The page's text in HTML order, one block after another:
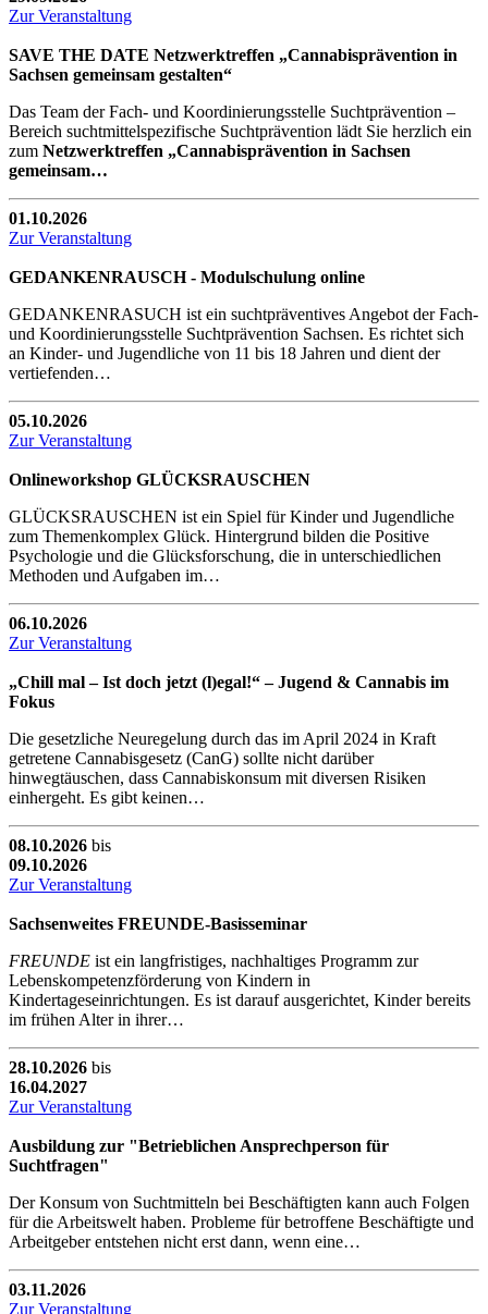
Zur Veranstaltung
SAVE THE DATE Netzwerktreffen „Cannabisprävention in
Sachsen gemeinsam gestalten“
Das Team der Fach- und Koordinierungsstelle Suchtprävention –
Bereich suchtmittelspezifische Suchtprävention lädt Sie herzlich ein
zum Netzwerktreffen „Cannabisprävention in Sachsen
gemeinsam…
01.10.2026
Zur Veranstaltung
GEDANKENRAUSCH - Modulschulung online
GEDANKENRASUCH ist ein suchtpräventives Angebot der Fach-
und Koordinierungsstelle Suchtprävention Sachsen. Es richtet sich
an Kinder- und Jugendliche von 11 bis 18 Jahren und dient der
vertiefenden…
05.10.2026
Zur Veranstaltung
Onlineworkshop GLÜCKSRAUSCHEN
GLÜCKSRAUSCHEN ist ein Spiel für Kinder und Jugendliche
zum Themenkomplex Glück. Hintergrund bilden die Positive
Psychologie und die Glücksforschung, die in unterschiedlichen
Methoden und Aufgaben im…
06.10.2026
Zur Veranstaltung
„Chill mal – Ist doch jetzt (l)egal!“ – Jugend & Cannabis im
Fokus
Die gesetzliche Neuregelung durch das im April 2024 in Kraft
getretene Cannabisgesetz (CanG) sollte nicht darüber
hinwegtäuschen, dass Cannabiskonsum mit diversen Risiken
einhergeht. Es gibt keinen…
08.10.2026 bis
09.10.2026
Zur Veranstaltung
Sachsenweites FREUNDE-Basisseminar
FREUNDE ist ein langfristiges, nachhaltiges Programm zur
Lebenskompetenzförderung von Kindern in
Kindertageseinrichtungen. Es ist darauf ausgerichtet, Kinder bereits
im frühen Alter in ihrer…
28.10.2026 bis
16.04.2027
Zur Veranstaltung
Ausbildung zur "Betrieblichen Ansprechperson für
Suchtfragen"
Der Konsum von Suchtmitteln bei Beschäftigten kann auch Folgen
für die Arbeitswelt haben. Probleme für betroffene Beschäftigte und
Arbeitgeber entstehen nicht erst dann, wenn eine…
03.11.2026
Zur Veranstaltung